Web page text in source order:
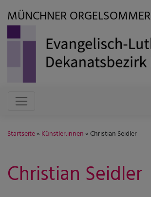
zum
Inhalt
MÜNCHNER ORGELSOMMER
Hauptnavigation
Startseite Künstler:innen Christian Seidler
Christian Seidler